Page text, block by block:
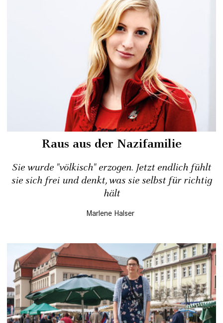
Raus aus der Nazifamilie
Sie wurde "völkisch" erzogen. Jetzt endlich fühlt
sie sich frei und denkt, was sie selbst für richtig
hält
Marlene Halser